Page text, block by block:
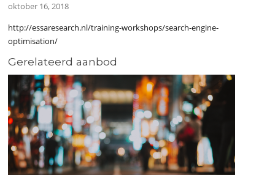
oktober 16, 2018
http://essaresearch.nl/training-workshops/search-engine-
optimisation/
Gerelateerd aanbod